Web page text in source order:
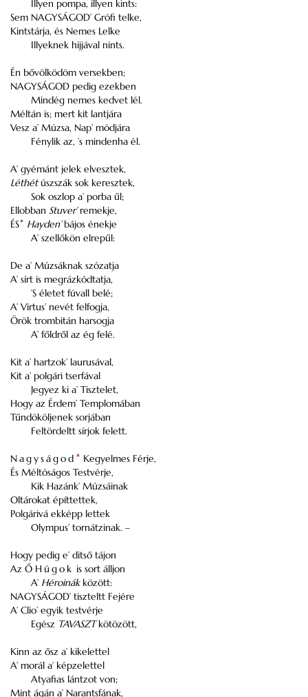
Illyen pompa, illyen kints:
Sem NAGYSÁGOD’ Grófi telke,
Kintstárja, és Nemes Lelke
Illyeknek hijjával nints.
Én bővölködöm versekben;
NAGYSÁGOD pedig ezekben
Mindég nemes kedvet lél.
Méltán is; mert kit lantjára
Vesz a’ Múzsa, Nap’ módjára
Fénylik az, ’s mindenha él.
A’ gyémánt jelek elvesztek,
Léthétúszszák sok keresztek,
Sok oszlop a’ porba űl;
Ellobban Stuver’remekje,
ÉS* Hayden’bájos énekje
A’ szellőkön elrepűl:
De a’ Múzsáknak szózatja
A’ sírt is megrázkódtatja,
’S életet fúvall belé;
A’ Virtus’ nevét felfogja,
Örök trombitán harsogja
A’ főldről az ég felé.
Kit a’ hartzok’ laurusával,
Kit a’ polgári tserfával
Jegyez ki a’ Tisztelet,
Hogy az Érdem’ Templomában
Tűndököljenek sorjában
Feltördeltt sírjok felett.
Nagyságod * Kegyelmes Férje,
És Méltóságos Testvérje,
Kik Hazánk’ Múzsáinak
Oltárokat építtettek,
Polgárivá ekképp lettek
Olympus’ tornátzinak. –
Hogy pedig e’ ditső tájon
Az Ő Húgok is sort álljon
A’ Héroinákközött:
NAGYSÁGOD’ tiszteltt Fejére
A’ Clio’ egyik testvérje
Egész TAVASZTkötözött,
Kinn az ősz a’ kikelettel
A’ morál a’ képzelettel
Atyafias lántzot von;
Mint ágán a’ Narantsfának,